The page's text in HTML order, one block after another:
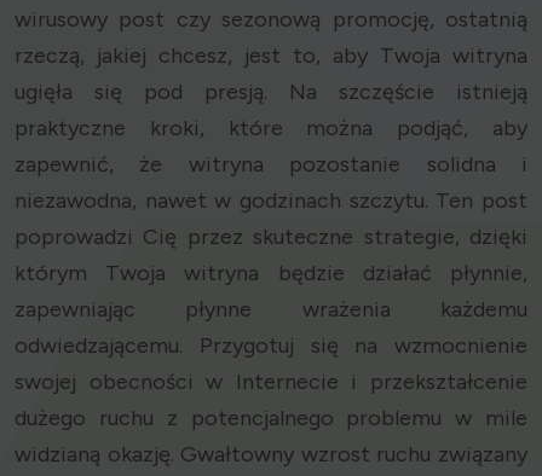
wirusowy post czy sezonową promocję, ostatnią
rzeczą, jakiej chcesz, jest to, aby Twoja witryna
ugięła się pod presją. Na szczęście istnieją
praktyczne kroki, które można podjąć, aby
zapewnić, że witryna pozostanie solidna i
niezawodna, nawet w godzinach szczytu. Ten post
poprowadzi Cię przez skuteczne strategie, dzięki
którym Twoja witryna będzie działać płynnie,
zapewniając płynne wrażenia każdemu
odwiedzającemu. Przygotuj się na wzmocnienie
swojej obecności w Internecie i przekształcenie
dużego ruchu z potencjalnego problemu w mile
widzianą okazję. Gwałtowny wzrost ruchu związany